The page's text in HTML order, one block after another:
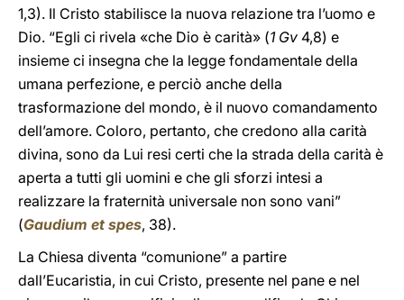
1,3). Il Cristo stabilisce la nuova relazione tra l’uomo e
Dio. “Egli ci rivela «che Dio è carità» (1 Gv 4,8) e
insieme ci insegna che la legge fondamentale della
umana perfezione, e perciò anche della
trasformazione del mondo, è il nuovo comandamento
dell’amore. Coloro, pertanto, che credono alla carità
divina, sono da Lui resi certi che la strada della carità è
aperta a tutti gli uomini e che gli sforzi intesi a
realizzare la fraternità universale non sono vani”
(Gaudium et spes, 38).
La Chiesa diventa “comunione” a partire
dall’Eucaristia, in cui Cristo, presente nel pane e nel